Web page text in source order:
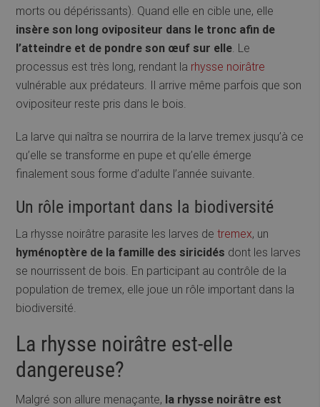
morts ou dépérissants). Quand elle en cible une, elle
insère son long ovipositeur dans le tronc afin de
l’atteindre et de pondre son œuf sur elle . Le
processus est très long, rendant la rhysse noirâtre
vulnérable aux prédateurs. Il arrive même parfois que son
ovipositeur reste pris dans le bois.
La larve qui naîtra se nourrira de la larve tremex jusqu’à ce
qu’elle se transforme en pupe et qu’elle émerge
finalement sous forme d’adulte l’année suivante.
Un rôle important dans la biodiversité
La rhysse noirâtre parasite les larves detremex, un
hyménoptère de la famille des siricidés dont les larves
se nourrissent de bois. En participant au contrôle de la
population de tremex, elle joue un rôle important dans la
biodiversité.
La rhysse noirâtre est-elle
dangereuse?
Malgré son allure menaçante, la rhysse noirâtre est